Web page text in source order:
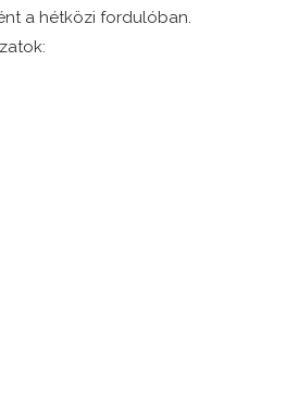
a hétközi fordulóban.